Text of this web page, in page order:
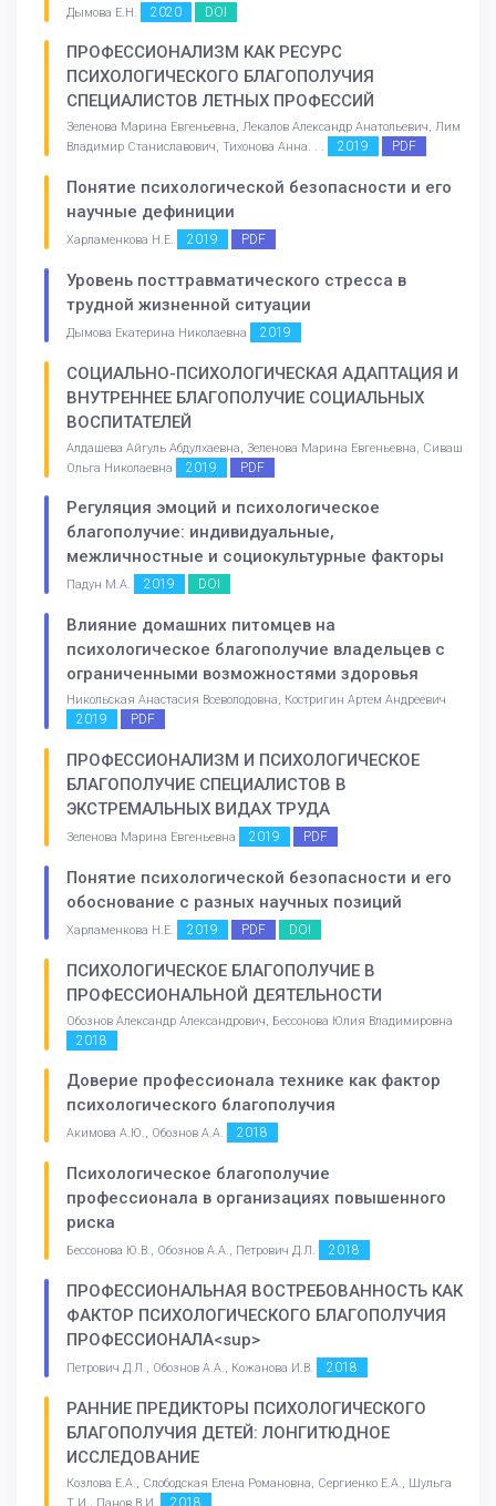
Дымова Е.Н. 2020 DOI
ПРОФЕССИОНАЛИЗМ КАК РЕСУРС
ПСИХОЛОГИЧЕСКОГО БЛАГОПОЛУЧИЯ
СПЕЦИАЛИСТОВ ЛЕТНЫХ ПРОФЕССИЙ
Зеленова Марина Евгеньевна, Лекалов Александр Анатольевич, Лим
Владимир Станиславович, Тихонова Анна. . .
2019 PDF
Понятие психологической безопасности и его
научные дефиниции
Харламенкова Н.Е. 2019 PDF
Уровень посттравматического стресса в
трудной жизненной ситуации
Дымова Екатерина Николаевна 2019
СОЦИАЛЬНО-ПСИХОЛОГИЧЕСКАЯ АДАПТАЦИЯ И
ВНУТРЕННЕЕ БЛАГОПОЛУЧИЕ СОЦИАЛЬНЫХ
ВОСПИТАТЕЛЕЙ
Алдашева Айгуль Абдулхаевна, Зеленова Марина Евгеньевна, Сиваш
Ольга Николаевна
2019 PDF
Регуляция эмоций и психологическое
благополучие: индивидуальные,
межличностные и социокультурные факторы
Падун М.А. 2019 DOI
Влияние домашних питомцев на
психологическое благополучие владельцев с
ограниченными возможностями здоровья
Никольская Анастасия Всеволодовна, Костригин Артем Андреевич
2019 PDF
ПРОФЕССИОНАЛИЗМ И ПСИХОЛОГИЧЕСКОЕ
БЛАГОПОЛУЧИЕ СПЕЦИАЛИСТОВ В
ЭКСТРЕМАЛЬНЫХ ВИДАХ ТРУДА
Зеленова Марина Евгеньевна 2019 PDF
Понятие психологической безопасности и его
обоснование с разных научных позиций
Харламенкова Н.Е. 2019 PDF DOI
ПСИХОЛОГИЧЕСКОЕ БЛАГОПОЛУЧИЕ В
ПРОФЕССИОНАЛЬНОЙ ДЕЯТЕЛЬНОСТИ
Обознов Александр Александрович, Бессонова Юлия Владимировна
2018
Доверие профессионала технике как фактор
психологического благополучия
Акимова А.Ю., Обознов А.А. 2018
Психологическое благополучие
профессионала в организациях повышенного
риска
Бессонова Ю.В., Обознов А.А., Петрович Д.Л. 2018
ПРОФЕССИОНАЛЬНАЯ ВОСТРЕБОВАННОСТЬ КАК
ФАКТОР ПСИХОЛОГИЧЕСКОГО БЛАГОПОЛУЧИЯ
ПРОФЕССИОНАЛА<sup>
Петрович Д.Л., Обознов А.А., Кожанова И.В. 2018
РАННИЕ ПРЕДИКТОРЫ ПСИХОЛОГИЧЕСКОГО
БЛАГОПОЛУЧИЯ ДЕТЕЙ: ЛОНГИТЮДНОЕ
ИССЛЕДОВАНИЕ
Козлова Е.А., Слободская Елена Романовна, Сергиенко Е.А., Шульга
Т.И., Панов В.И.
2018